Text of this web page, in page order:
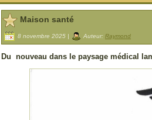
Maison santé
8 novembre 2025 | Auteur: Raymond
Du nouveau dans le paysage médical